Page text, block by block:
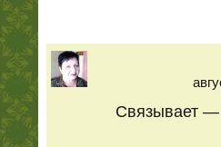
Связывает —